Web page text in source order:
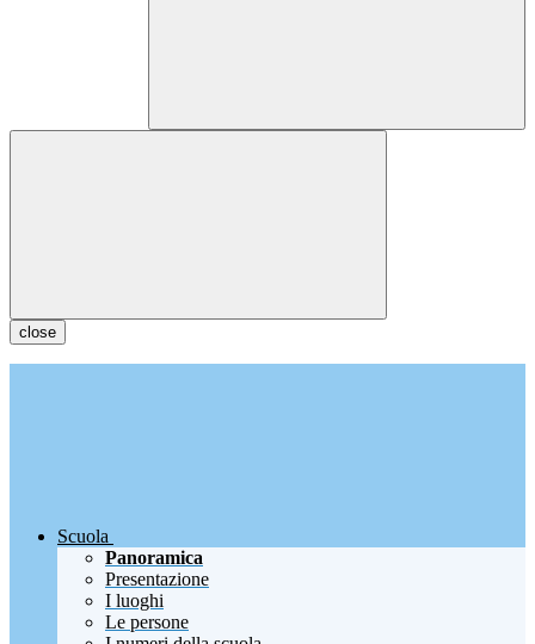
close
Scuola
Panoramica
Presentazione
I luoghi
Le persone